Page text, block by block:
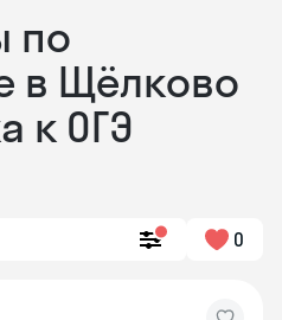
по
в Щёлково
к ОГЭ
0